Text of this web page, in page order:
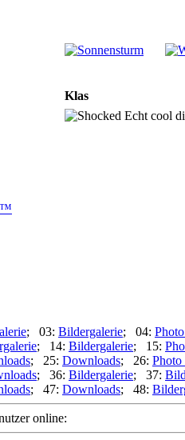
Klas
Echt cool
; 03: Bildergalerie; 04:
; 14: Bildergalerie; 15:
; 25: Downloads; 26:
; 36: Bildergalerie; 37:
; 47: Downloads; 48:
online: